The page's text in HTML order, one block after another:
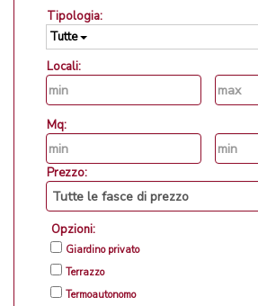
Tipologia:
Tutte
Locali:
Mq:
Prezzo:
Opzioni:
Giardino privato
Terrazzo
Termoautonomo